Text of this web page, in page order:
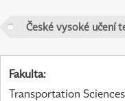
České vysoké učení
Fakulta:
Transportation Sciences